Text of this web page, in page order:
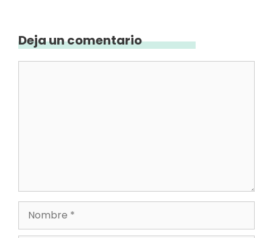
Deja un comentario
Nombre